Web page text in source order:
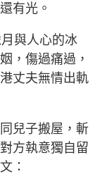
有光。
與人心的冰
，傷過痛過，
丈夫無情出軌
兒子搬屋，斬
方執意獨自留
：